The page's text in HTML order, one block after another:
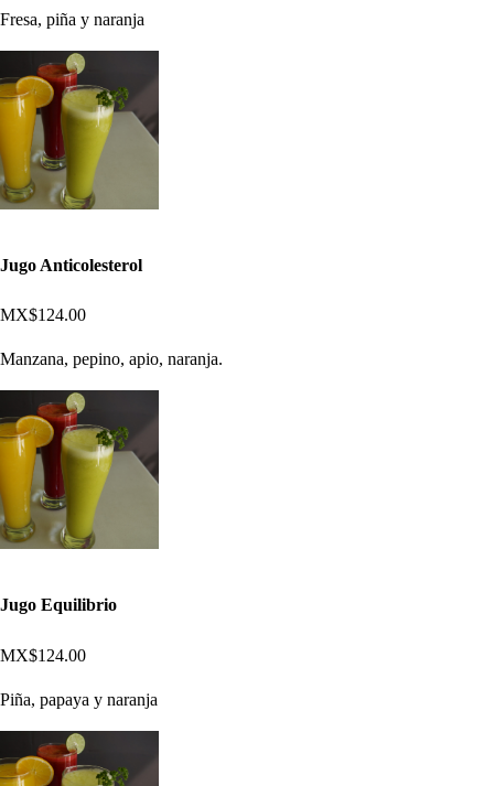
Fresa, piña y naranja
Jugo Anticolesterol
MX$124.00
Manzana, pepino, apio, naranja.
Jugo Equilibrio
MX$124.00
Piña, papaya y naranja